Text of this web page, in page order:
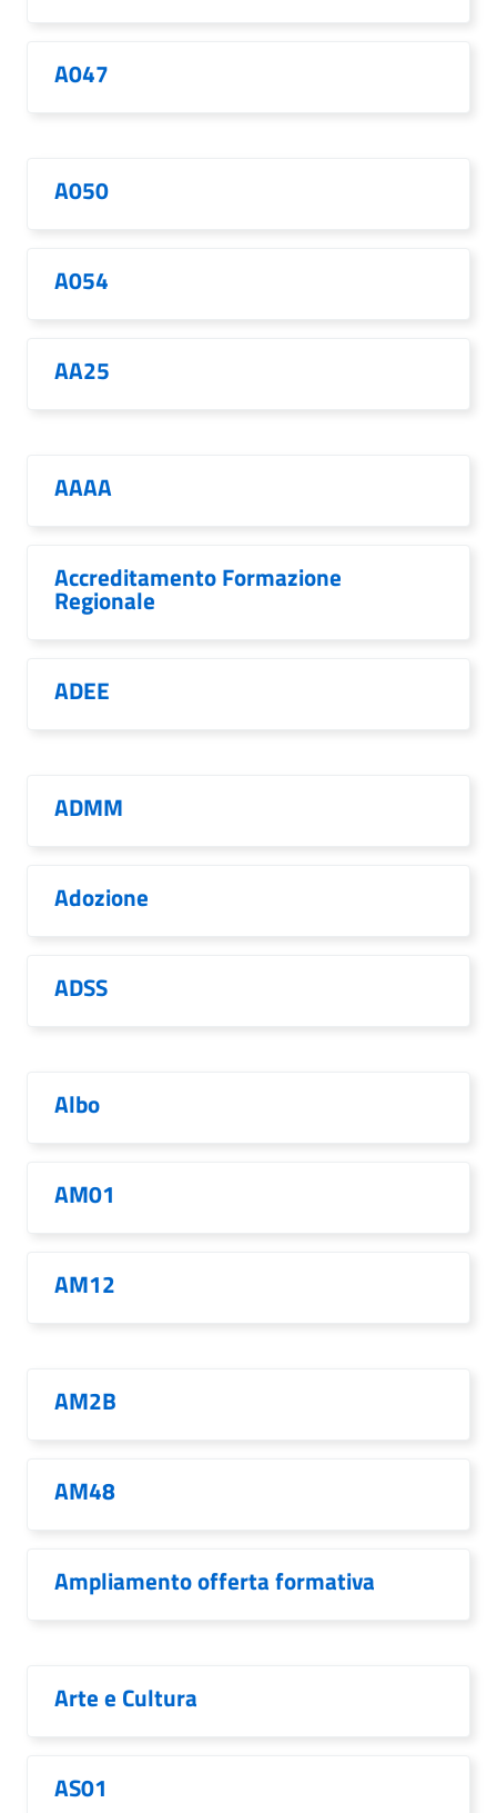
A047
A050
A054
AA25
AAAA
Accreditamento Formazione
Regionale
ADEE
ADMM
Adozione
ADSS
Albo
AM01
AM12
AM2B
AM48
Ampliamento offerta formativa
Arte e Cultura
AS01